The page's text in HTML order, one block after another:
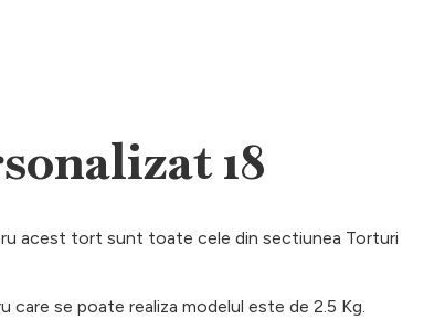
18
acest tort sunt toate cele din sectiunea Torturi
care se poate realiza modelul este de 2.5 Kg.